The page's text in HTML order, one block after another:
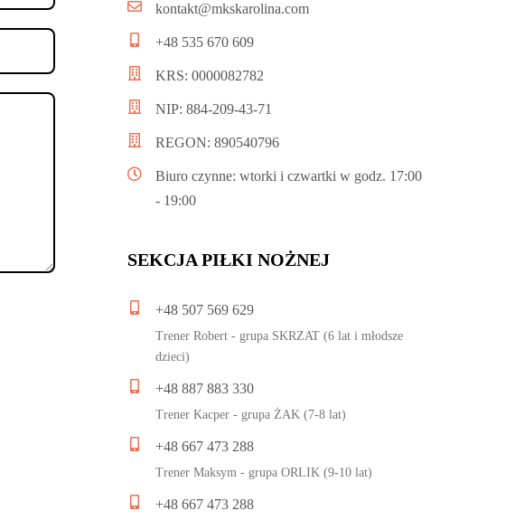
kontakt@mkskarolina.com
+48 535 670 609
KRS: 0000082782
NIP: 884-209-43-71
REGON: 890540796
Biuro czynne: wtorki i czwartki w godz. 17:00
- 19:00
SEKCJA PIŁKI NOŻNEJ
+48 507 569 629
Trener Robert - grupa SKRZAT (6 lat i młodsze
dzieci)
+48 887 883 330
Trener Kacper - grupa ŻAK (7-8 lat)
+48 667 473 288
Trener Maksym - grupa ORLIK (9-10 lat)
+48 667 473 288